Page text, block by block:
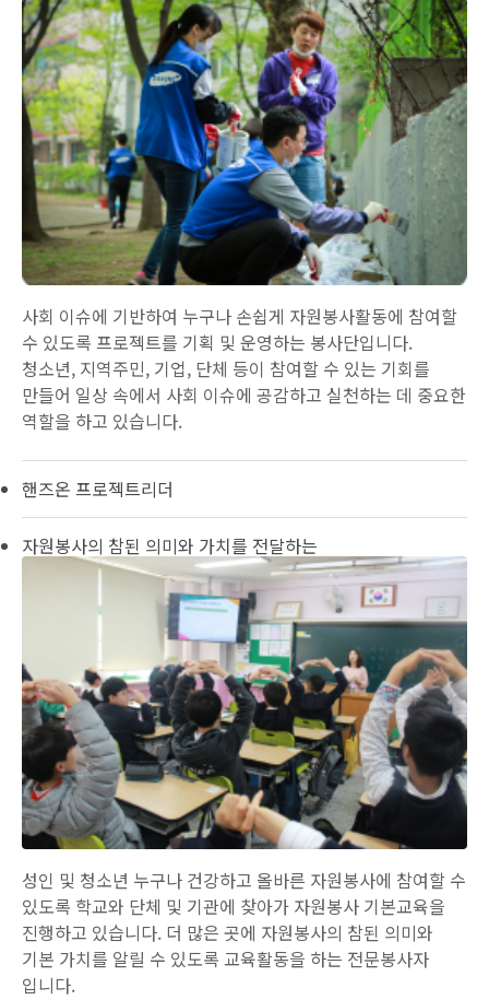
사회 이슈에 기반하여 누구나 손쉽게 자원봉사활동에 참여할
수 있도록 프로젝트를 기획 및 운영하는 봉사단입니다.
청소년, 지역주민, 기업, 단체 등이 참여할 수 있는 기회를
만들어 일상 속에서 사회 이슈에 공감하고 실천하는 데 중요한
역할을 하고 있습니다.
핸즈온 프로젝트리더
자원봉사의 참된 의미와 가치를 전달하는
성인 및 청소년 누구나 건강하고 올바른 자원봉사에 참여할 수
있도록 학교와 단체 및 기관에 찾아가 자원봉사 기본교육을
진행하고 있습니다. 더 많은 곳에 자원봉사의 참된 의미와
기본 가치를 알릴 수 있도록 교육활동을 하는 전문봉사자
입니다.